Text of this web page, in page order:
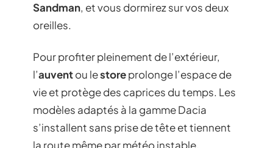
Sandman, et vous dormirez sur vos deux
oreilles.
Pour profiter pleinement de l’extérieur,
l’auventou lestoreprolonge l’espace de
vie et protège des caprices du temps. Les
modèles adaptés à la gamme Dacia
s’installent sans prise de tête et tiennent
la route même par météo instable.